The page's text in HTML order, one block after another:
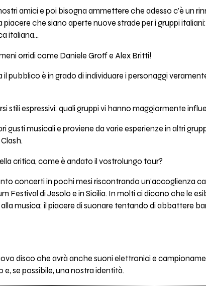
amici e poi bisogna ammettere che adesso c'è un
piacere che siano aperte nuove strade per i gruppi
italiana...
orridi come Daniele Groff e Alex Britti!
il pubblico è in grado di individuare i personaggi
stili espressivi: quali gruppi vi hanno maggiormente
gusti musicali e proviene da varie esperienze in altri
critica, come è andato il vostrolungo tour?
concerti in pochi mesi riscontrando un'accoglienza
Festival di Jesolo e in Sicilia. In molti ci dicono che le
musica: il piacere di suonare tentando di abbattere
disco che avrà anche suoni elettronici e
se possibile, una nostra identità.